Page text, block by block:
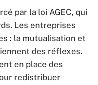
par la loi AGEC, qui
Les entreprises
: la mutualisation et
des réflexes.
en place des
redistribuer